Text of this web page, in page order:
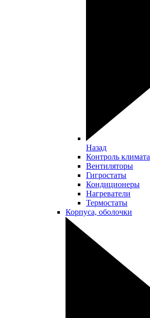
Назад
Контроль климата
Вентиляторы
Гигростаты
Кондиционеры
Нагреватели
Термостаты
Корпуса, оболочки